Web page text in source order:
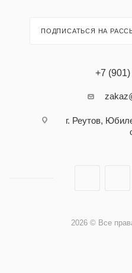
ПОДПИСАТЬСЯ НА
+7
г. Реутов,
2026 © Все